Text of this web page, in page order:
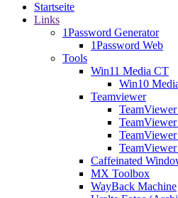
Startseite
Links
1Password Generator
1Password Web
Tools
Win11 Media CT
Win10
Teamviewer
Caffeinated
MX Toolbox
WayBack Machine